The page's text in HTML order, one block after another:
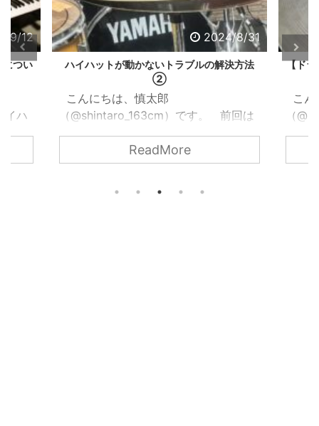
9/12
につい
イハ
ット
2024/8/31
ハイハットが動かないトラブルの解決方法
②
こんにちは、慎太郎
（@shintaro_163cm）です。 前回は
トが動かなくなった時のトラブルの解
決方法を紹介しました。 関西ドラマ
ReadMore
【ドラ
こん
（